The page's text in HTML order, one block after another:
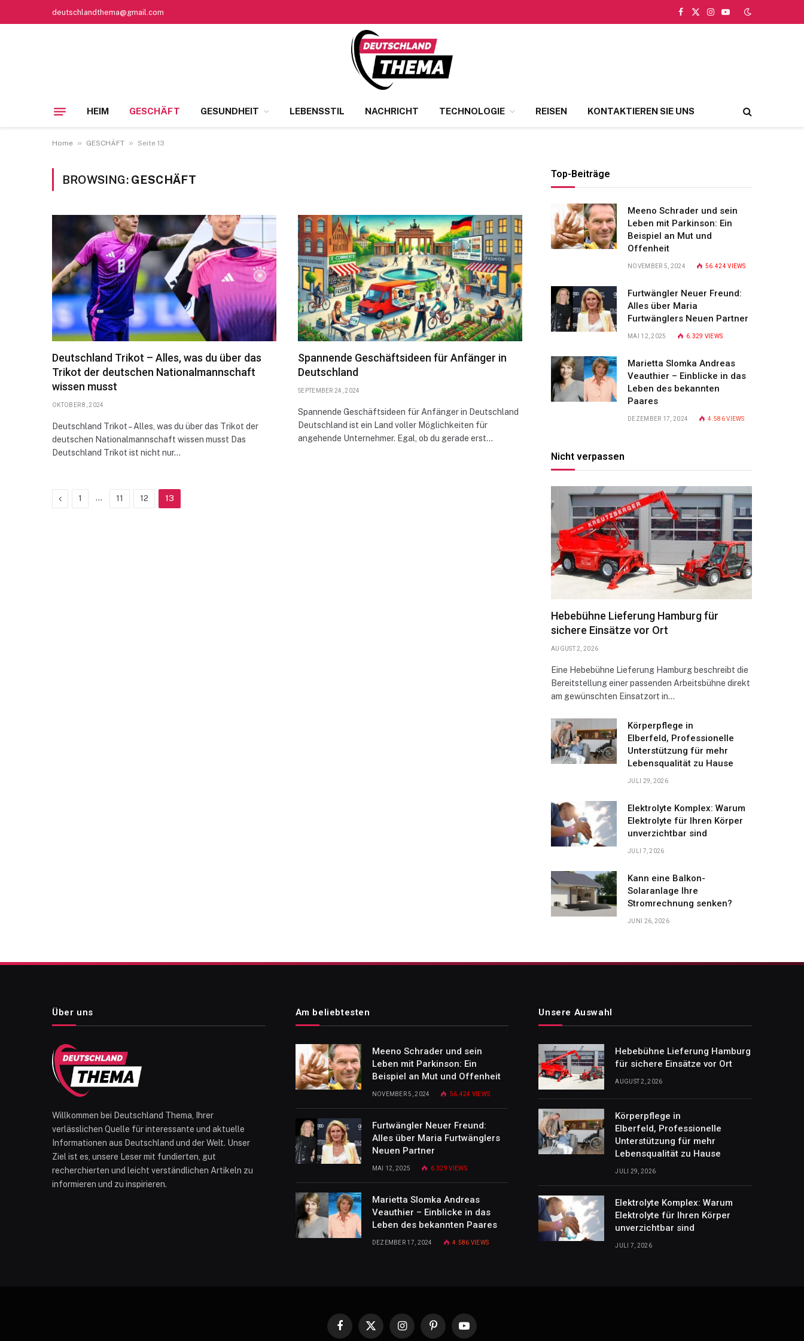
deutschlandthema@gmail.com
Facebook
X
Instagram
YouTube
HEIM GESCHÄFT GESUNDHEIT LEBENSSTIL NACHRICHT TECHNOLOGIE REISEN KONTAKTIEREN SIE UNS
Home » GESCHÄFT » Seite 13
BROWSING: GESCHÄFT
Deutschland Trikot – Alles, was du über das
Trikot der deutschen Nationalmannschaft
wissen musst
OKTOBER 8, 2024
Deutschland Trikot – Alles, was du über das Trikot der
deutschen Nationalmannschaft wissen musst Das
Deutschland Trikot ist nicht nur…
Spannende Geschäftsideen für Anfänger in
Deutschland
SEPTEMBER 24, 2024
Spannende Geschäftsideen für Anfänger in Deutschland
Deutschland ist ein Land voller Möglichkeiten für
angehende Unternehmer. Egal, ob du gerade erst…
Previous
1 … 11 12 13
Top-Beiträge
Meeno Schrader und sein
Leben mit Parkinson: Ein
Beispiel an Mut und
Offenheit
NOVEMBER 5, 2024 56.424VIEWS
Furtwängler Neuer Freund:
Alles über Maria
Furtwänglers Neuen Partner
MAI 12, 2025 6.329 VIEWS
Marietta Slomka Andreas
Veauthier – Einblicke in das
Leben des bekannten
Paares
DEZEMBER 17, 2024 4.586VIEWS
Nicht verpassen
Hebebühne Lieferung Hamburg für
sichere Einsätze vor Ort
AUGUST 2, 2026
Eine Hebebühne Lieferung Hamburg beschreibt die
Bereitstellung einer passenden Arbeitsbühne direkt
am gewünschten Einsatzort in…
Körperpflege in
Elberfeld, Professionelle
Unterstützung für mehr
Lebensqualität zu Hause
JULI 29, 2026
Elektrolyte Komplex: Warum
Elektrolyte für Ihren Körper
unverzichtbar sind
JULI 7, 2026
Kann eine Balkon-
Solaranlage Ihre
Stromrechnung senken?
JUNI 26, 2026
Über uns
Willkommen bei Deutschland Thema, Ihrer
verlässlichen Quelle für interessante und aktuelle
Informationen aus Deutschland und der Welt. Unser
Ziel ist es, unsere Leser mit fundierten, gut
recherchierten und leicht verständlichen Artikeln zu
informieren und zu inspirieren.
Am beliebtesten
Meeno Schrader und sein
Leben mit Parkinson: Ein
Beispiel an Mut und Offenheit
NOVEMBER 5, 2024 56.424 VIEWS
Furtwängler Neuer Freund:
Alles über Maria Furtwänglers
Neuen Partner
MAI 12, 2025 6.329VIEWS
Marietta Slomka Andreas
Veauthier – Einblicke in das
Leben des bekannten Paares
DEZEMBER 17, 2024 4.586 VIEWS
Unsere Auswahl
Hebebühne Lieferung Hamburg
für sichere Einsätze vor Ort
AUGUST 2, 2026
Körperpflege in
Elberfeld, Professionelle
Unterstützung für mehr
Lebensqualität zu Hause
JULI 29, 2026
Elektrolyte Komplex: Warum
Elektrolyte für Ihren Körper
unverzichtbar sind
JULI 7, 2026
Facebook
X
InstagramPinterestYouTube